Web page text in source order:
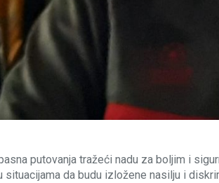
putovanja tražeći nadu za boljim i
da budu izložene nasilju i